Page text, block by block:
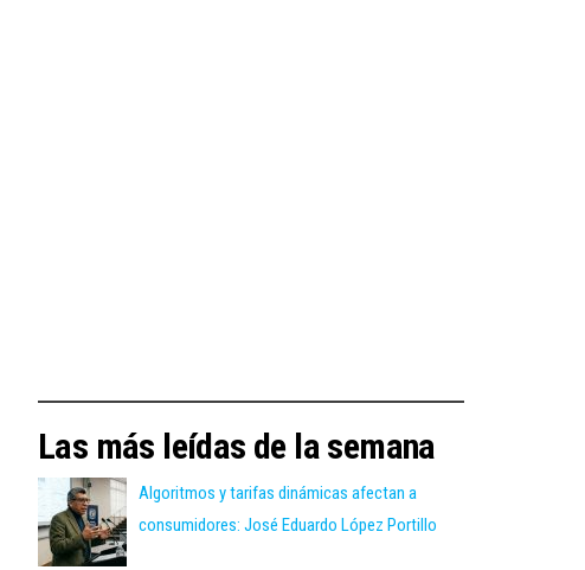
Las más leídas de la semana
Algoritmos y tarifas dinámicas afectan a
consumidores: José Eduardo López Portillo